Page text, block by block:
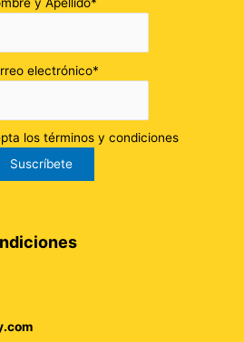
electrónico*
los términos y condiciones